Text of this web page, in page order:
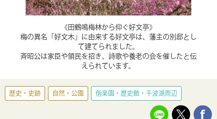
《田鶴鳴梅林から仰ぐ好文亭》
梅の異名「好文木」に由来する好文亭は、藩主の別邸とし
て建てられました。
斉昭公は家臣や領民を招き、詩歌や養老の会を催したと伝
えられています。
歴史・史跡 自然・公園 偕楽園・歴史館・千波湖周辺